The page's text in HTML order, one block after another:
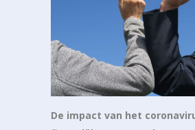
De impact van het